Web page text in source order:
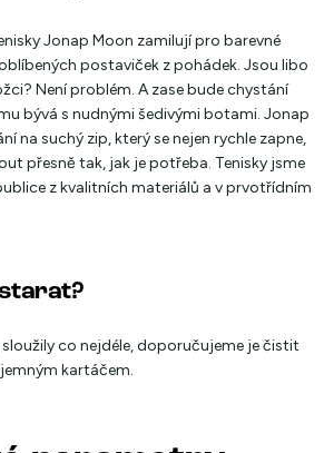
Jonap Moon zamilují pro barevné
postaviček z pohádek. Jsou libo
Není problém. A zase bude chystání
bývá s nudnými šedivými botami. Jonap
na suchý zip, který se nejen rychle zapne,
přesně tak, jak je potřeba. Tenisky jsme
z kvalitních materiálů a v prvotřídním
co nejdéle, doporučujeme je čistit
kartáčem.